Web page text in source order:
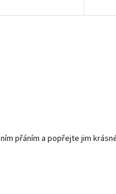
přáním a popřejte jim